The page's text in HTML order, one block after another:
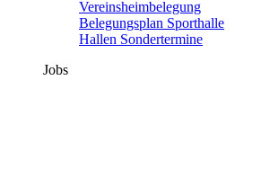
Vereinsheimbelegung
Belegungsplan Sporthalle
Hallen Sondertermine
Jobs